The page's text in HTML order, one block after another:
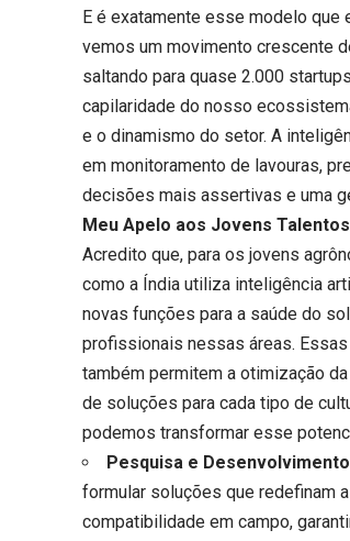
E é exatamente esse modelo que
vemos um movimento crescente
saltando para quase 2.000
capilaridade do nosso
e o dinamismo do setor. A
em monitoramento de lavouras,
decisões mais assertivas e uma
Meu Apelo aos Jovens
Acredito que, para os jovens
como a Índia utiliza inteligência
novas funções para a saúde do
profissionais nessas áreas.
também permitem a otimização
de soluções para cada tipo de
podemos transformar esse
Pesquisa e
formular soluções que redefinam
compatibilidade em campo,